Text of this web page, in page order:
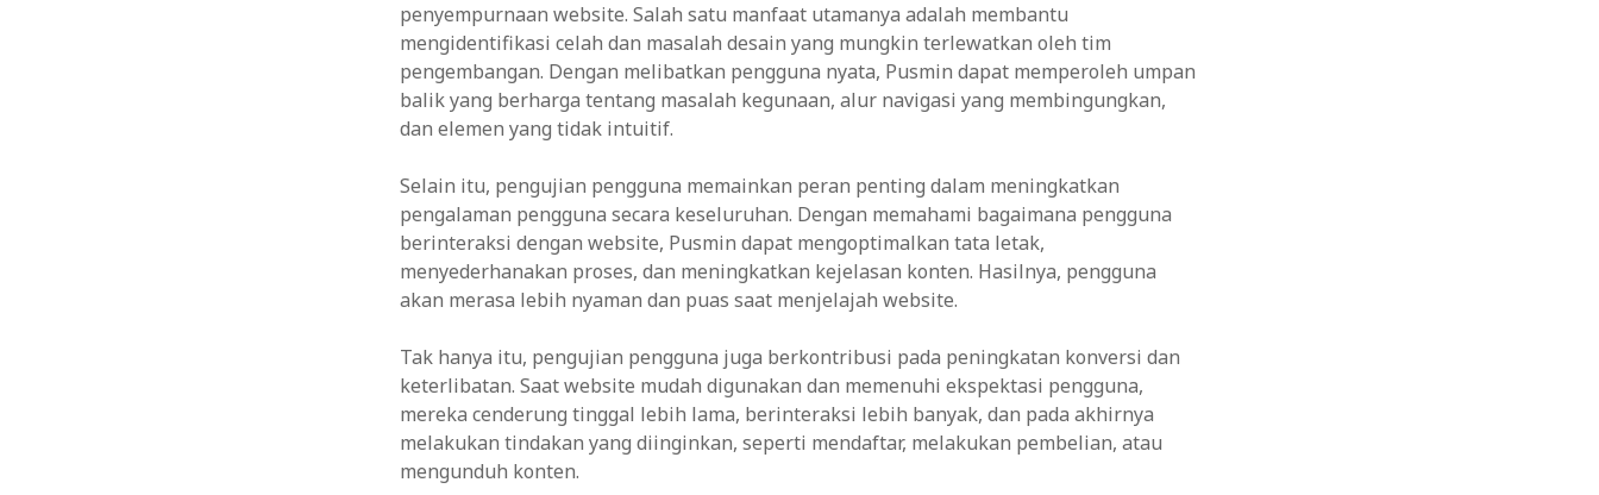
penyempurnaan website. Salah satu manfaat utamanya adalah membantu
mengidentifikasi celah dan masalah desain yang mungkin terlewatkan oleh tim
pengembangan. Dengan melibatkan pengguna nyata, Pusmin dapat memperoleh umpan
balik yang berharga tentang masalah kegunaan, alur navigasi yang membingungkan,
dan elemen yang tidak intuitif.
Selain itu, pengujian pengguna memainkan peran penting dalam meningkatkan
pengalaman pengguna secara keseluruhan. Dengan memahami bagaimana pengguna
berinteraksi dengan website, Pusmin dapat mengoptimalkan tata letak,
menyederhanakan proses, dan meningkatkan kejelasan konten. Hasilnya, pengguna
akan merasa lebih nyaman dan puas saat menjelajah website.
Tak hanya itu, pengujian pengguna juga berkontribusi pada peningkatan konversi dan
keterlibatan. Saat website mudah digunakan dan memenuhi ekspektasi pengguna,
mereka cenderung tinggal lebih lama, berinteraksi lebih banyak, dan pada akhirnya
melakukan tindakan yang diinginkan, seperti mendaftar, melakukan pembelian, atau
mengunduh konten.